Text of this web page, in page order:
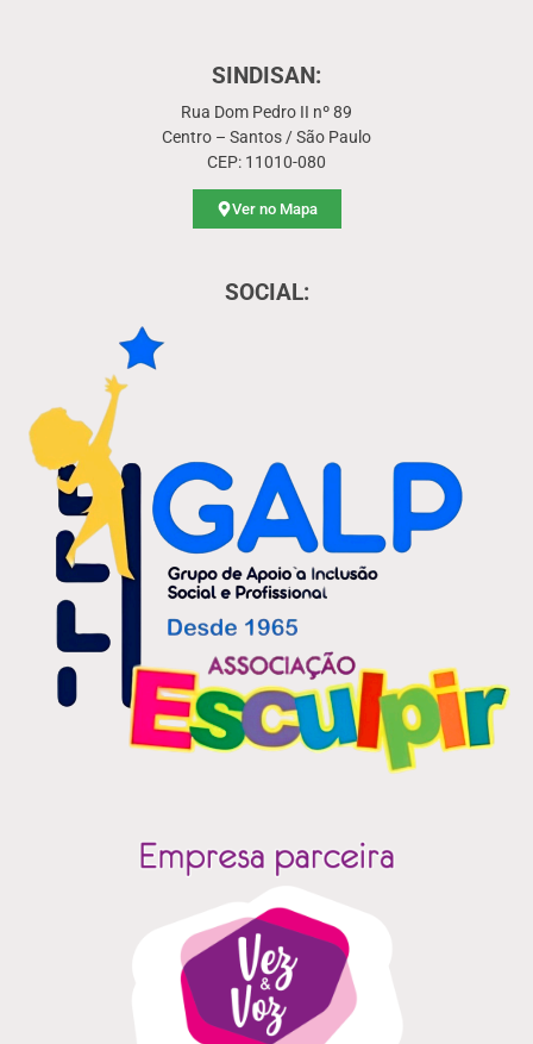
SINDISAN:
Rua Dom Pedro II nº 89
Centro – Santos / São Paulo
CEP: 11010-080
Ver no Mapa
SOCIAL: